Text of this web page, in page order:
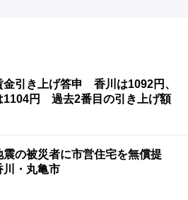
金引き上げ答申 香川は1092円、
1104円 過去2番目の引き上げ額
震の被災者に市営住宅を無償提
・丸亀市